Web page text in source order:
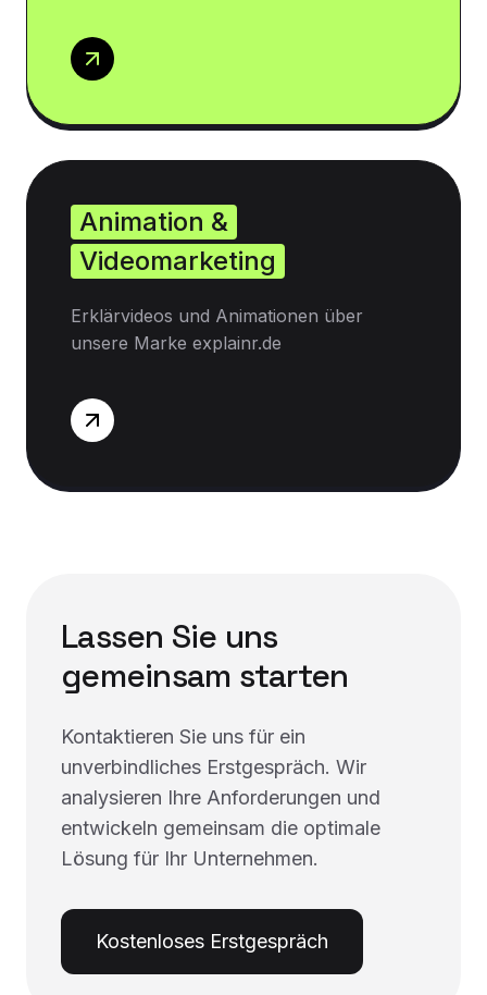
Animation &
Videomarketing
Erklärvideos und Animationen über
unsere Marke explainr.de
Lassen Sie uns
gemeinsam starten
Kontaktieren Sie uns für ein
unverbindliches Erstgespräch. Wir
analysieren Ihre Anforderungen und
entwickeln gemeinsam die optimale
Lösung für Ihr Unternehmen.
Kostenloses Erstgespräch